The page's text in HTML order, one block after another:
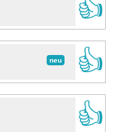
👍
neu
👍
👍